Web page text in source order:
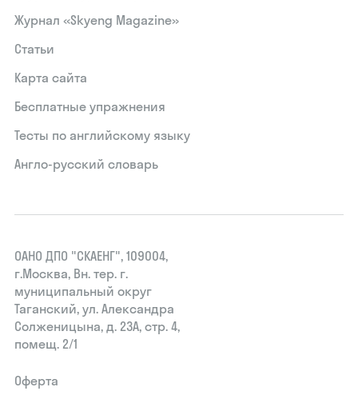
Журнал «Skyeng Magazine»
Статьи
Карта сайта
Бесплатные упражнения
Тесты по английскому языку
Англо-русский словарь
ОАНО ДПО "СКАЕНГ", 109004,
г.Москва, Вн. тер. г.
муниципальный округ
Таганский, ул. Александра
Солженицына, д. 23А, стр. 4,
помещ. 2/1
Оферта